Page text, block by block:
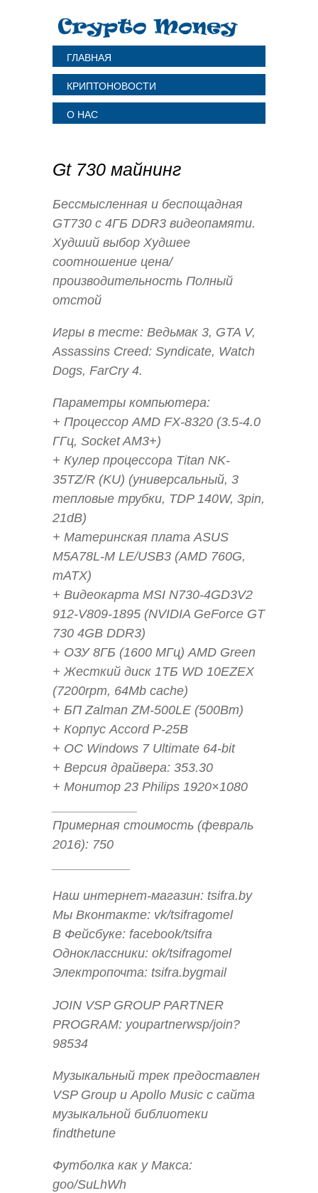
ГЛАВНАЯ
КРИПТОНОВОСТИ
О НАС
Gt 730 майнинг
Бессмысленная и беспощадная
GT730 с 4ГБ DDR3 видеопамяти.
Худший выбор Худшее
соотношение цена/
производительность Полный
отстой
Игры в тесте: Ведьмак 3, GTA V,
Assassins Creed: Syndicate, Watch
Dogs, FarCry 4.
Параметры компьютера:
+ Процессор AMD FX-8320 (3.5-4.0
ГГц, Socket AM3+)
+ Кулер процессора Titan NK-
35TZ/R (KU) (универсальный, 3
тепловые трубки, TDP 140W, 3pin,
21dB)
+ Материнская плата ASUS
M5A78L-M LE/USB3 (AMD 760G,
mATX)
+ Видеокарта MSI N730-4GD3V2
912-V809-1895 (NVIDIA GeForce GT
730 4GB DDR3)
+ ОЗУ 8ГБ (1600 МГц) AMD Green
+ Жесткий диск 1ТБ WD 10EZEX
(7200rpm, 64Mb cache)
+ БП Zalman ZM-500LE (500Вт)
+ Корпус Accord P-25B
+ ОС Windows 7 Ultimate 64-bit
+ Версия драйвера: 353.30
+ Монитор 23 Philips 1920×1080
Примерная стоимость (февраль
2016): 750
Наш интернет-магазин: tsifra.by
Мы Вконтакте: vk/tsifragomel
В Фейсбуке: facebook/tsifra
Одноклассники: ok/tsifragomel
Электропочта: tsifra.bygmail
JOIN VSP GROUP PARTNER
PROGRAM: youpartnerwsp/join?
98534
Музыкальный трек предоставлен
VSP Group и Apollo Music с сайта
музыкальной библиотеки
findthetune
Футболка как у Макса:
goo/SuLhWh